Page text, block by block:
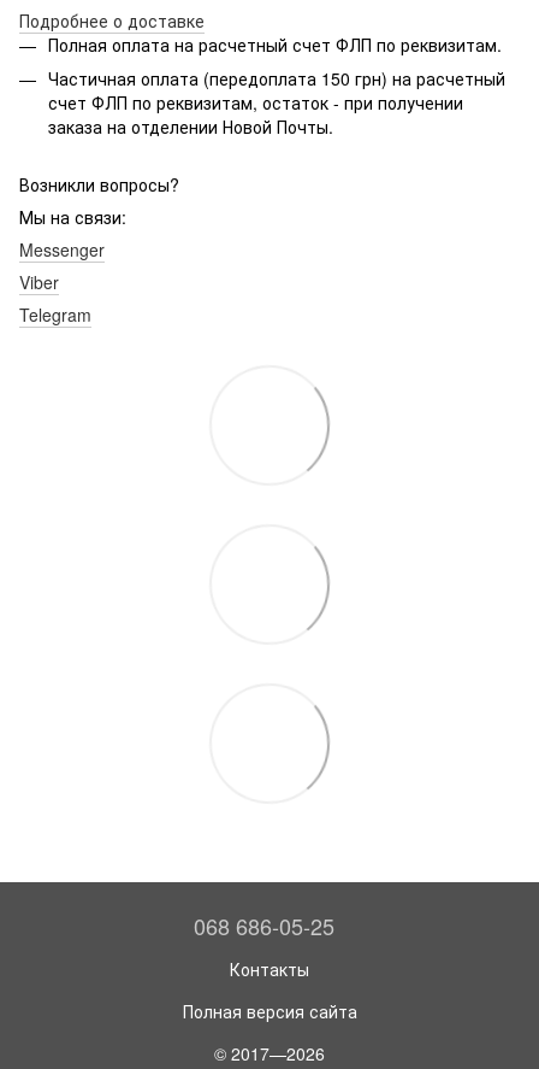
Подробнее о доставке
Полная оплата на расчетный счет ФЛП по реквизитам.
Частичная оплата (передоплата 150 грн) на расчетный
счет ФЛП по реквизитам, остаток - при получении
заказа на отделении Новой Почты.
Возникли вопросы?
Мы на связи:
Messenger
Viber
Telegram
068 686-05-25
Контакты
Полная версия сайта
© 2017—2026